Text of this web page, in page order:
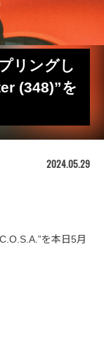
リングし
(348)”を
2024.05.29
を本日5月